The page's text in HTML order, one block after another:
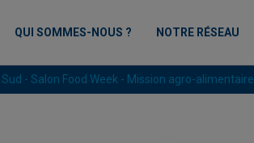
QUI SOMMES-NOUS ? NOTRE RÉSEAU
- Salon Food Week - Mission agro-alimentaire